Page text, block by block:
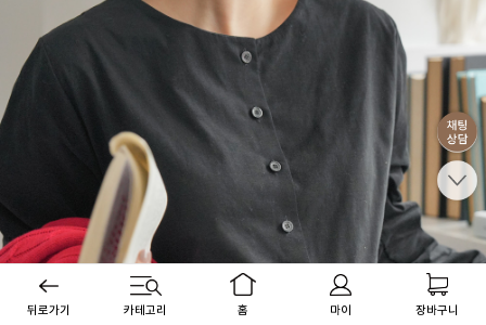
뒤로가기 카테고리 홈 마이 장바구니